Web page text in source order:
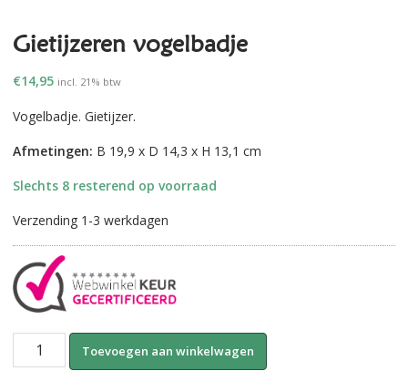
Gietijzeren vogelbadje
€14,95 incl. 21% btw
Vogelbadje. Gietijzer.
Afmetingen: B 19,9 x D 14,3 x H 13,1 cm
Slechts 8 resterend op voorraad
Verzending 1-3 werkdagen
Gietijzeren
vogelbadje
Toevoegen aan winkelwagen